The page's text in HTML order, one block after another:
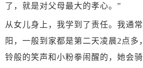
了，就是对父母最大的孝心。”
从女儿身上，我学到了责任。我通
阳，一般到家都是第二天凌晨2点多
铃般的笑声和小粉拳闹醒的，她会